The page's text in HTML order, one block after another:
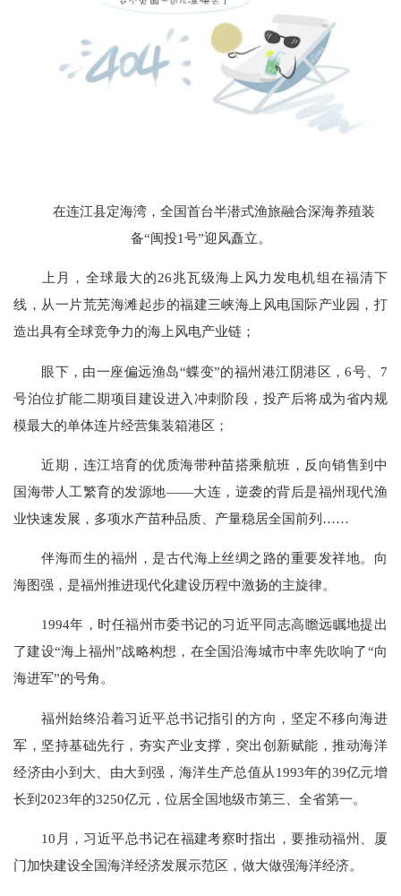
在连江县定海湾，全国首台半潜式渔旅融合深海养殖装
备“闽投1号”迎风矗立。
上月，全球最大的26兆瓦级海上风力发电机组在福清下
线，从一片荒芜海滩起步的福建三峡海上风电国际产业园，打
造出具有全球竞争力的海上风电产业链；
眼下，由一座偏远渔岛“蝶变”的福州港江阴港区，6号、7
号泊位扩能二期项目建设进入冲刺阶段，投产后将成为省内规
模最大的单体连片经营集装箱港区；
近期，连江培育的优质海带种苗搭乘航班，反向销售到中
国海带人工繁育的发源地——大连，逆袭的背后是福州现代渔
业快速发展，多项水产苗种品质、产量稳居全国前列……
伴海而生的福州，是古代海上丝绸之路的重要发祥地。向
海图强，是福州推进现代化建设历程中激扬的主旋律。
1994年，时任福州市委书记的习近平同志高瞻远瞩地提出
了建设“海上福州”战略构想，在全国沿海城市中率先吹响了“向
海进军”的号角。
福州始终沿着习近平总书记指引的方向，坚定不移向海进
军，坚持基础先行，夯实产业支撑，突出创新赋能，推动海洋
经济由小到大、由大到强，海洋生产总值从1993年的39亿元增
长到2023年的3250亿元，位居全国地级市第三、全省第一。
10月，习近平总书记在福建考察时指出，要推动福州、厦
门加快建设全国海洋经济发展示范区，做大做强海洋经济。